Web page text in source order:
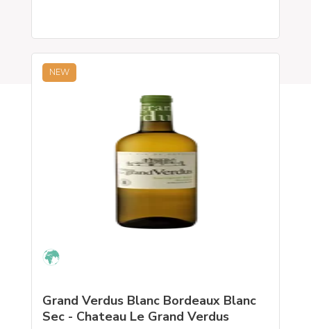
NEW
Grand Verdus Blanc Bordeaux Blanc
Sec - Chateau Le Grand Verdus